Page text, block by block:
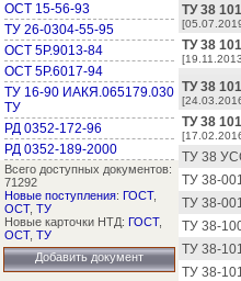
ОСТ 15-56-93
ТУ 26-0304-55-95
ОСТ 5Р.9013-84
ОСТ 5Р.6017-94
ТУ 16-90 ИАКЯ.065179.030
ТУ
РД 0352-172-96
РД 0352-189-2000
Всего доступных документов:
71292
Новые поступления: ГОСТ,
ОСТ, ТУ
Новые карточки НТД: ГОСТ,
ОСТ, ТУ
Добавить документ
ТУ 38
ТУ 38
ТУ 38
ТУ 38
ТУ 38
ТУ 38-
ТУ 38-
ТУ 38-
ТУ 38-
ТУ 38-